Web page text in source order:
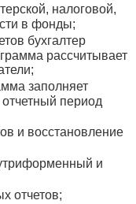
налоговой,
в фонды;
бухгалтер
рассчитывает
заполняет
период
и восстановление
и
отчетов;